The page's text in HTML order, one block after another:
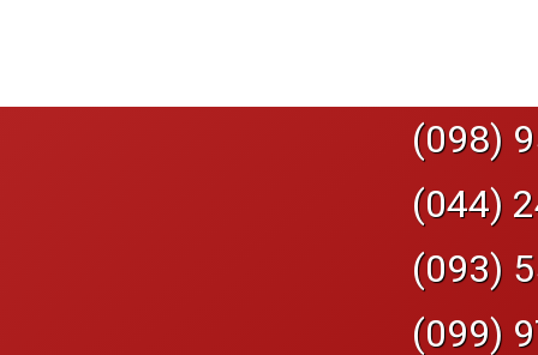
(098)
(044)
(093)
(099)